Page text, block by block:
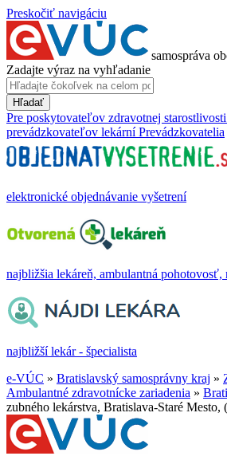
Preskočiť navigáciu
samospráva
Zadajte výraz na vyhľadanie
Hľadať
Pre poskytovateľov zdravotnej starostlivosti
prevádzkovateľov lekární Prevádzkovatelia
elektronické objednávanie vyšetrení
najbližšia lekáreň, ambulantná pohotovosť,
najbližší lekár - špecialista
e-VÚC » Bratislavský samosprávny kraj »
Ambulantné zdravotnícke zariadenia »
zubného lekárstva, Bratislava-Staré Mesto,